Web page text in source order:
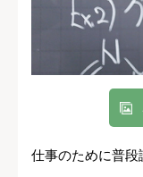
仕事のために普